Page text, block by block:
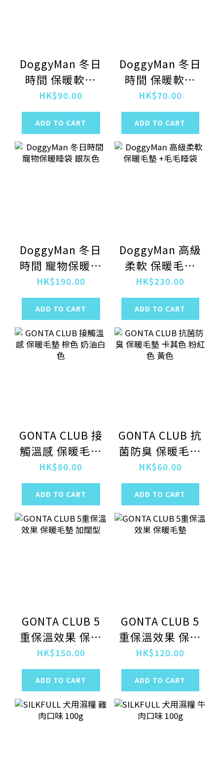
DoggyMan 冬日
時間 保暖軟墊
酒紅色 M
HK$90.00
ADD TO CART
DoggyMan 冬日
時間 保暖軟墊
酒紅色 S
HK$70.00
ADD TO CART
DoggyMan 冬日
時間 寵物保暖睡
袋 銀灰色
HK$190.00
ADD TO CART
DoggyMan 高級
柔軟 保暖毛墊
+毛毛睡袋
HK$230.00
ADD TO CART
GONTA CLUB 接
觸溫感 保暖毛墊
棕色 奶油白色
HK$80.00
ADD TO CART
GONTA CLUB 抗
菌防臭 保暖毛墊
卡其色 粉紅色
黃色
HK$60.00
ADD TO CART
GONTA CLUB 5
重保溫效果 保暖
毛墊 加闊型
HK$150.00
ADD TO CART
GONTA CLUB 5
重保溫效果 保暖
毛墊
HK$120.00
ADD TO CART